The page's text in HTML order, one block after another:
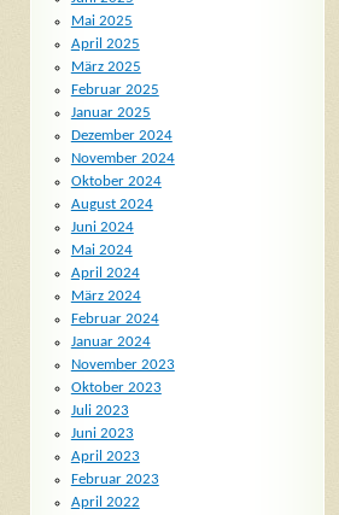
Mai 2025
April 2025
März 2025
Februar 2025
Januar 2025
Dezember 2024
November 2024
Oktober 2024
August 2024
Juni 2024
Mai 2024
April 2024
März 2024
Februar 2024
Januar 2024
November 2023
Oktober 2023
Juli 2023
Juni 2023
April 2023
Februar 2023
April 2022